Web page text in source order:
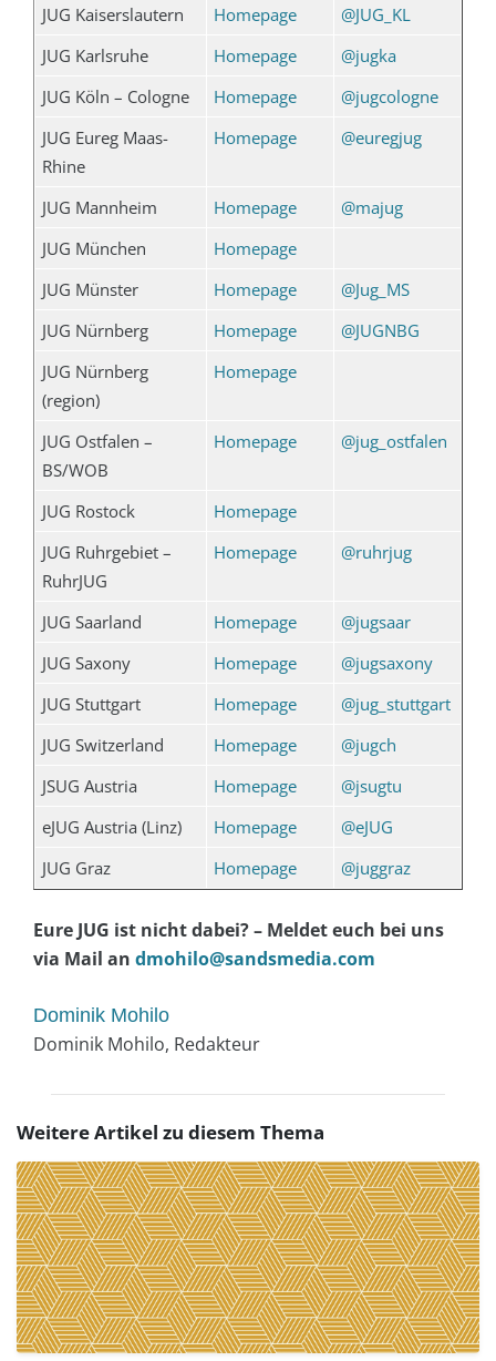
JUG Kaiserslautern
Homepage
@JUG_KL
JUG Karlsruhe
Homepage
@jugka
JUG Köln – Cologne
Homepage
@jugcologne
JUG Eureg Maas-
Rhine
Homepage @euregjug
JUG Mannheim Homepage
@majug
JUG München
Homepage
JUG Münster
Homepage
@Jug_MS
JUG Nürnberg
Homepage
@JUGNBG
JUG Nürnberg
(region)
Homepage
JUG Ostfalen –
BS/WOB
Homepage @jug_ostfalen
JUG Rostock
Homepage
JUG Ruhrgebiet –
RuhrJUG
Homepage @ruhrjug
JUG Saarland Homepage
@jugsaar
JUG Saxony
Homepage
@jugsaxony
JUG Stuttgart
Homepage
@jug_stuttgart
JUG Switzerland
Homepage
@jugch
JSUG Austria
Homepage
@jsugtu
eJUG Austria (Linz)
Homepage
@eJUG
JUG Graz
Homepage @juggraz
Eure JUG ist nicht dabei? – Meldet euch bei uns
via Mail an dmohilo@sandsmedia.com
Dominik Mohilo
Dominik Mohilo, Redakteur
Weitere Artikel zu diesem Thema